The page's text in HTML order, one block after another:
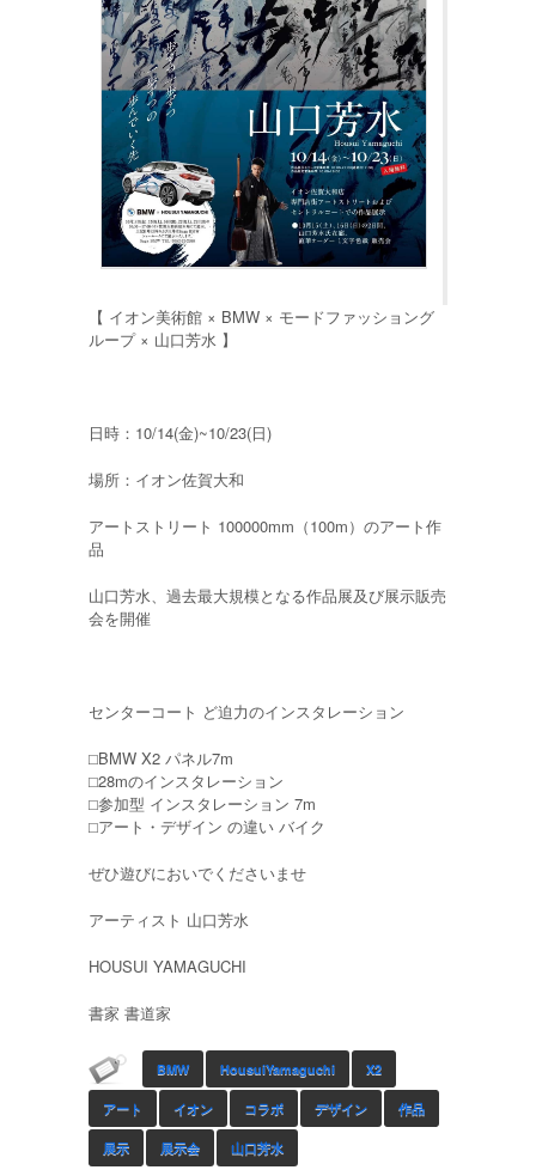
【 イオン美術館 × BMW × モードファッショング
ループ × 山口芳水 】
日時：10/14(金)~10/23(日)
場所：イオン佐賀大和
アートストリート 100000mm（100m）のアート作
品
山口芳水、過去最大規模となる作品展及び展示販売
会を開催
センターコート ど迫力のインスタレーション
⬜︎BMW X2 パネル7m
⬜︎28mのインスタレーション
⬜︎参加型 インスタレーション 7m
⬜︎アート・デザイン の違い バイク
ぜひ遊びにおいでくださいませ
アーティスト 山口芳水
HOUSUI YAMAGUCHI
書家 書道家
BMW HousuiYamaguchi X2
アート イオン コラボ デザイン 作品
展示 展示会 山口芳水